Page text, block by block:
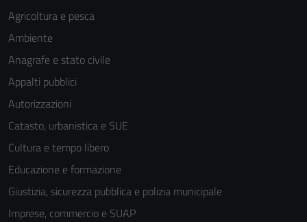
Agricoltura e pesca
Ambiente
Anagrafe e stato civile
Appalti pubblici
Autorizzazioni
Catasto, urbanistica e SUE
Cultura e tempo libero
Educazione e formazione
Giustizia, sicurezza pubblica e polizia municipale
Imprese, commercio e SUAP